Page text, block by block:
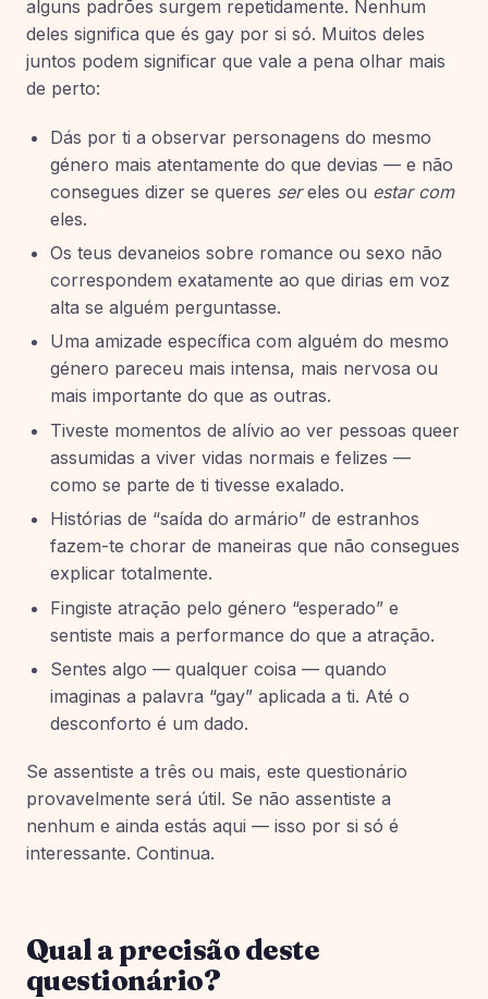
alguns padrões surgem repetidamente. Nenhum
deles significa que és gay por si só. Muitos deles
juntos podem significar que vale a pena olhar mais
de perto:
Dás por ti a observar personagens do mesmo
género mais atentamente do que devias — e não
consegues dizer se queres sereles ou estar com
eles.
Os teus devaneios sobre romance ou sexo não
correspondem exatamente ao que dirias em voz
alta se alguém perguntasse.
Uma amizade específica com alguém do mesmo
género pareceu mais intensa, mais nervosa ou
mais importante do que as outras.
Tiveste momentos de alívio ao ver pessoas queer
assumidas a viver vidas normais e felizes —
como se parte de ti tivesse exalado.
Histórias de “saída do armário” de estranhos
fazem-te chorar de maneiras que não consegues
explicar totalmente.
Fingiste atração pelo género “esperado” e
sentiste mais a performance do que a atração.
Sentes algo — qualquer coisa — quando
imaginas a palavra “gay” aplicada a ti. Até o
desconforto é um dado.
Se assentiste a três ou mais, este questionário
provavelmente será útil. Se não assentiste a
nenhum e ainda estás aqui — isso por si só é
interessante. Continua.
Qual a precisão deste
questionário?